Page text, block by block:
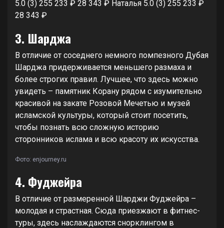
5.0 (3) 255 233 ₽ 28 343 ₽ Наталья 5.0 (3) 255 233 ₽
28 343 ₽
3. Шарджа
В отличие от соседнего немного помпезного Дубая
Шарджа придерживается меньшего размаха и
более строгих правил. Лучшее, что здесь можно
увидеть – памятник Корану рядом с изумительно
красивой на закате Розовой Мечетью и музей
исламской культуры, который стоит посетить,
чтобы познать всю сложную историю
сторонников ислама и всю красоту их искусства.
Фото: enjourney.ru
4. Фуджейра
В отличие от размеренной Шарджи Фуджейра –
молодая и страстная. Сюда приезжают в фитнес-
туры, здесь наслаждаются снорклингом в